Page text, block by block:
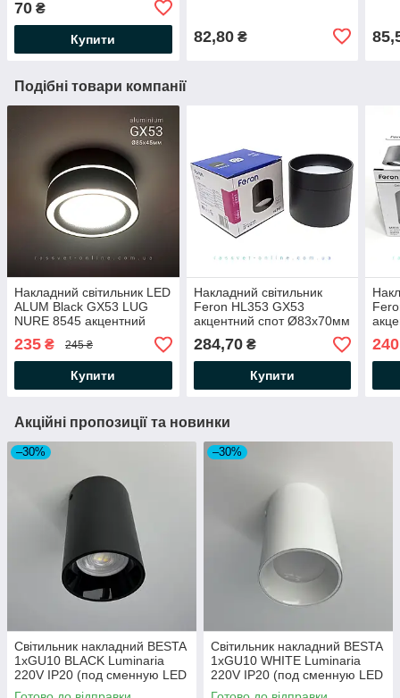
світло
70 ₴
Купити 82,80₴
Подібні товари компанії
Накладний світильник LED
ALUM Black GX53 LUG
NURE 8545 акцентний
змінну LED лампу) чорний
235 ₴ 245 ₴
Купити
Накладний світильник
Feron HL353 GX53
акцентний спот Ø83х70мм
циліндричний чорний
284,70₴
Купити
240
Акційні пропозиції та новинки
–30%
Світильник накладний BESTA
1хGU10 BLACK Luminaria
220V IP20 (под сменную LED
лампу) точечный Ø65x100
–30%
Світильник накладний BESTA
1хGU10 WHITE Luminaria
220V IP20 (под сменную LED
лампу) точечный Ø65x100